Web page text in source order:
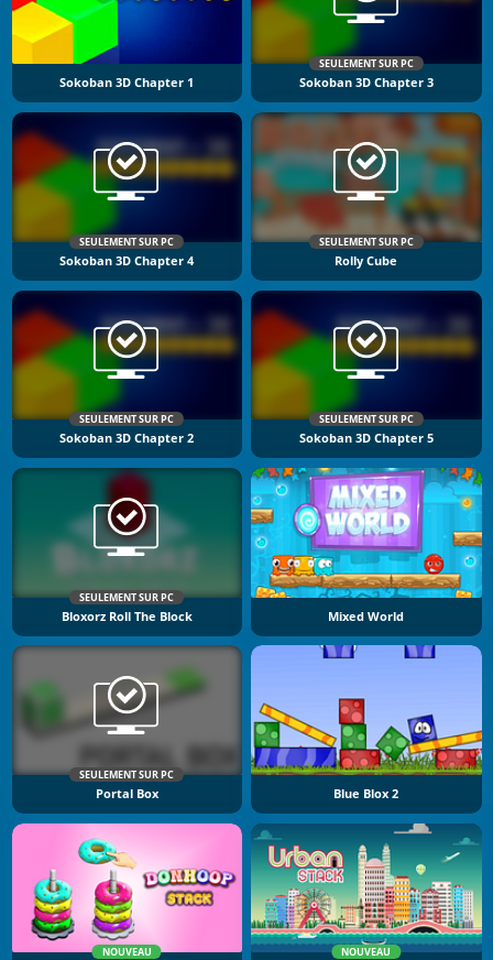
Sokoban 3D Chapter 1
SEULEMENT SUR PC
Sokoban 3D Chapter 3
SEULEMENT SUR PC
Sokoban 3D Chapter 4
SEULEMENT SUR PC
Rolly Cube
SEULEMENT SUR PC
Sokoban 3D Chapter 2
SEULEMENT SUR PC
Sokoban 3D Chapter 5
SEULEMENT SUR PC
Bloxorz Roll The Block Mixed World
SEULEMENT SUR PC
Portal Box Blue Blox 2
NOUVEAU NOUVEAU